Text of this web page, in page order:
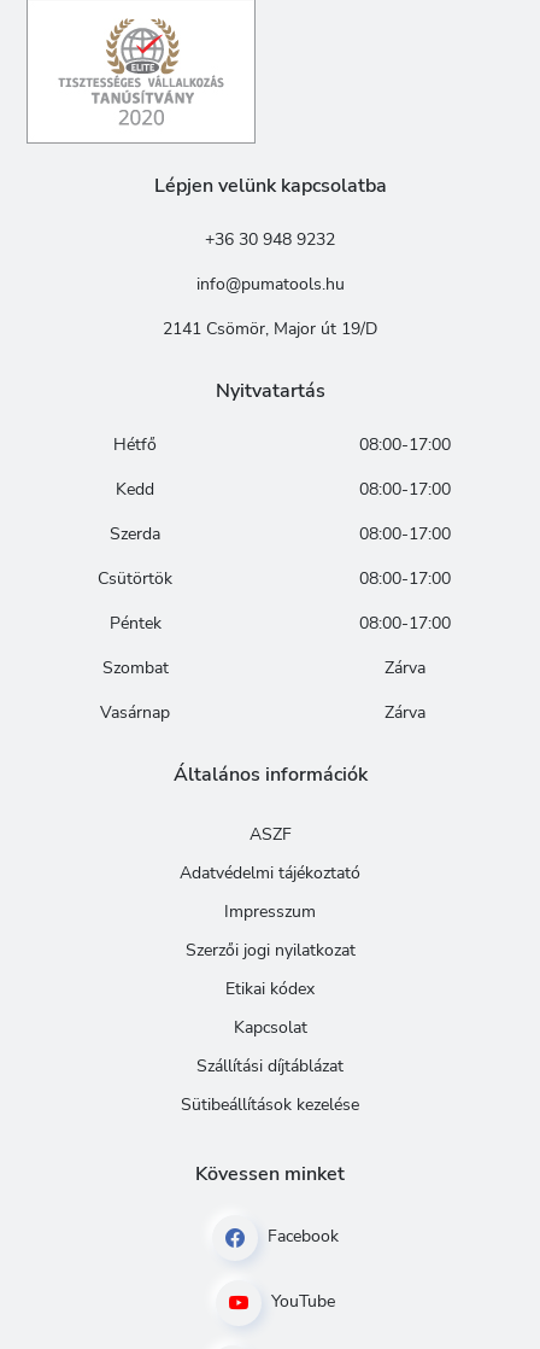
Lépjen velünk kapcsolatba
+36 30 948 9232
info@pumatools.hu
2141 Csömör, Major út 19/D
Nyitvatartás
Hétfő
08:00-17:00
Kedd
08:00-17:00
Szerda
08:00-17:00
Csütörtök
08:00-17:00
Péntek
08:00-17:00
Szombat
Zárva
Vasárnap
Zárva
Általános információk
ASZF
Adatvédelmi tájékoztató
Impresszum
Szerzői jogi nyilatkozat
Etikai kódex
Kapcsolat
Szállítási díjtáblázat
Sütibeállítások kezelése
Kövessen minket
Facebook
YouTube